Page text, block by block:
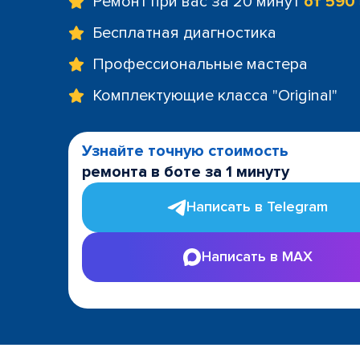
Бесплатная диагностика
Профессиональные мастера
Комплектующие класса "Original"
Узнайте точную стоимость
ремонта в боте за 1 минуту
Написать в Telegram
Написать в MAX